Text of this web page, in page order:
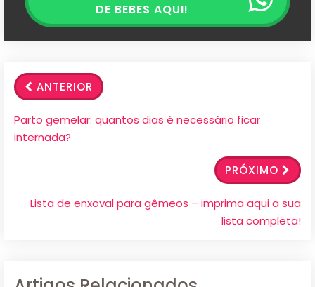
DE BEBES AQUI!
ANTERIOR
Parto gemelar: quantos dias é necessário ficar
internada?
PRÓXIMO
Lista de enxoval para gêmeos – imprima aqui a sua
lista completa!